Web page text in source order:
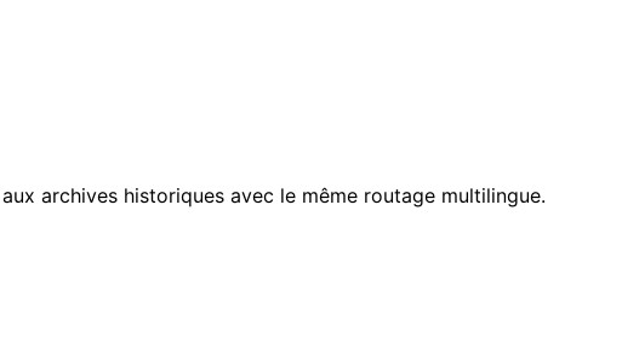
archives historiques avec le même routage multilingue.